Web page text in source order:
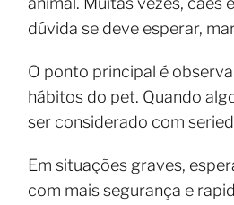
dúvida se deve esperar,
O ponto principal é
hábitos do pet. Quando
ser considerado com
Em situações graves,
com mais segurança e